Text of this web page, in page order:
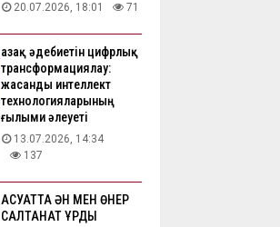
20.07.2026, 18:01 71
Қазақ әдебиетін цифрлық
трансформациялау:
жасанды интеллект
технологияларының
ғылыми әлеуеті
13.07.2026, 14:34
137
АҚСУАТТА ӘН МЕН ӨНЕР
САЛТАНАТ ҚҰРДЫ